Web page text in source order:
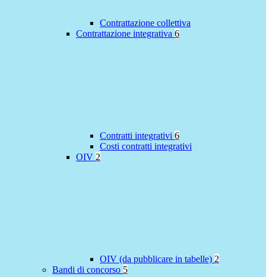
Contrattazione collettiva
Contrattazione integrativa 6
Contratti integrativi 6
Costi contratti integrativi
OIV 2
OIV (da pubblicare in tabelle) 2
Bandi di concorso 5